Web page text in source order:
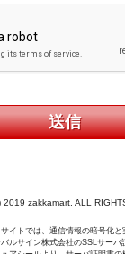
2019 zakkamart. ALL
サイトでは、通信情報の暗号化
ルサイン株式会社のSSLサーバ